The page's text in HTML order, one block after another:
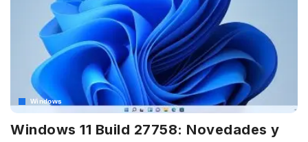
Windows
Windows 11 Build 27758: Novedades y